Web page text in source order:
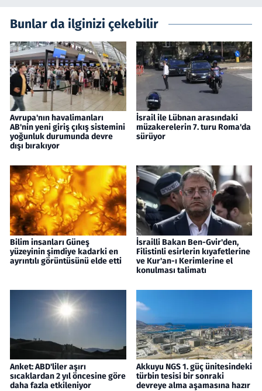
Bunlar da ilginizi çekebilir
Avrupa'nın havalimanları
AB'nin yeni giriş çıkış sistemini
yoğunluk durumunda devre
dışı bırakıyor
İsrail ile Lübnan arasındaki
müzakerelerin 7. turu Roma'da
sürüyor
Bilim insanları Güneş
yüzeyinin şimdiye kadarki en
ayrıntılı görüntüsünü elde etti
İsrailli Bakan Ben-Gvir'den,
Filistinli esirlerin kıyafetlerine
ve Kur'an-ı Kerimlerine el
konulması talimatı
Anket: ABD'liler aşırı
sıcaklardan 2 yıl öncesine göre
daha fazla etkileniyor
Akkuyu NGS 1. güç ünitesindeki
türbin tesisi bir sonraki
devreye alma aşamasına hazır